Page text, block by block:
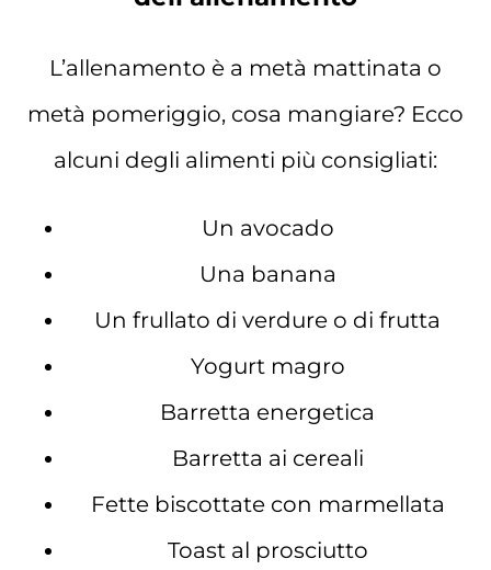
L’allenamento è a metà mattinata o
metà pomeriggio, cosa mangiare? Ecco
alcuni degli alimenti più consigliati:
Un avocado
Una banana
Un frullato di verdure o di frutta
Yogurt magro
Barretta energetica
Barretta ai cereali
Fette biscottate con marmellata
Toast al prosciutto